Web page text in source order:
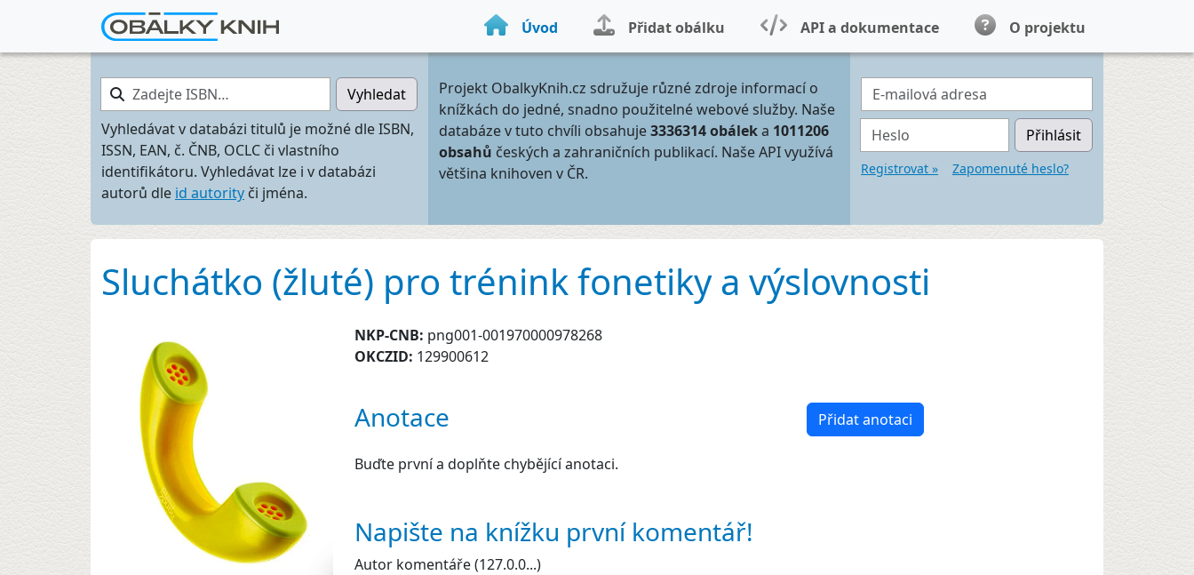
Úvod Přidat obálku API a dokumentace O projektu
Zadejte ISBN…
Vyhledat
Vyhledávat v databázi titulů je možné dle ISBN,
ISSN, EAN, č. ČNB, OCLC či vlastního
identifikátoru. Vyhledávat lze i v databázi
autorů dle id autority či jména.
Projekt ObalkyKnih.cz sdružuje různé zdroje informací o
knížkách do jedné, snadno použitelné webové služby. Naše
databáze v tuto chvíli obsahuje3336314 obáleka 1011206
obsahů českých a zahraničních publikací. Naše API využívá
většina knihoven v ČR.
E-mailová adresa
Heslo Přihlásit
Registrovat » Zapomenuté heslo?
Sluchátko (žluté) pro trénink fonetiky a výslovnosti
NKP-CNB: png001-001970000978268
OKCZID: 129900612
Anotace Přidat anotaci
Buďte první a doplňte chybějící anotaci.
Napište na knížku první komentář!
Autor komentáře (127.0.0...)